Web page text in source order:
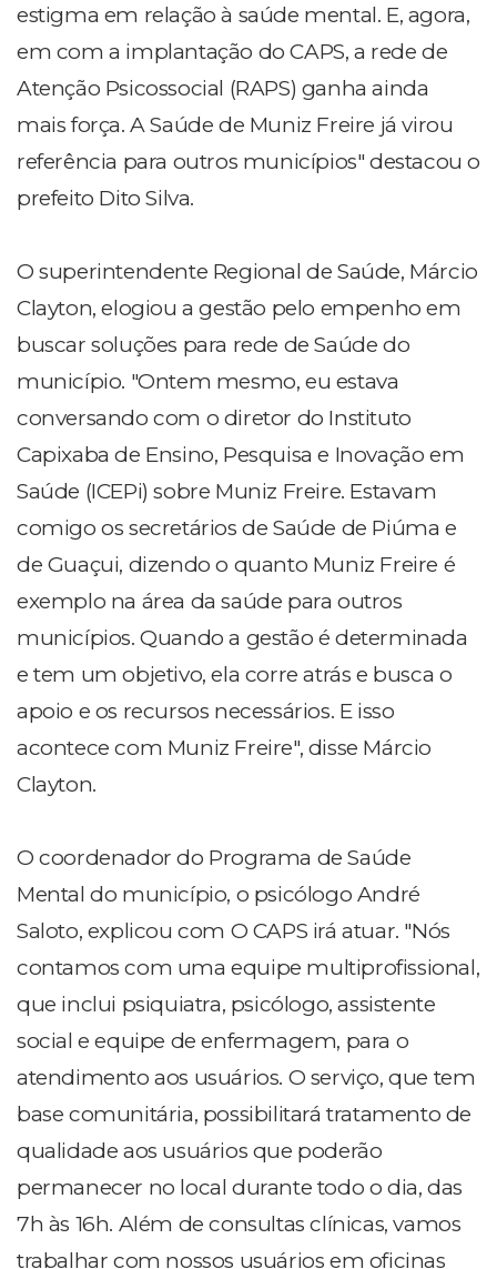
estigma em relação à saúde mental. E, agora,
em com a implantação do CAPS, a rede de
Atenção Psicossocial (RAPS) ganha ainda
mais força. A Saúde de Muniz Freire já virou
referência para outros municípios" destacou o
prefeito Dito Silva.
O superintendente Regional de Saúde, Márcio
Clayton, elogiou a gestão pelo empenho em
buscar soluções para rede de Saúde do
município. "Ontem mesmo, eu estava
conversando com o diretor do Instituto
Capixaba de Ensino, Pesquisa e Inovação em
Saúde (ICEPi) sobre Muniz Freire. Estavam
comigo os secretários de Saúde de Piúma e
de Guaçui, dizendo o quanto Muniz Freire é
exemplo na área da saúde para outros
municípios. Quando a gestão é determinada
e tem um objetivo, ela corre atrás e busca o
apoio e os recursos necessários. E isso
acontece com Muniz Freire", disse Márcio
Clayton.
O coordenador do Programa de Saúde
Mental do município, o psicólogo André
Saloto, explicou com O CAPS irá atuar. "Nós
contamos com uma equipe multiprofissional,
que inclui psiquiatra, psicólogo, assistente
social e equipe de enfermagem, para o
atendimento aos usuários. O serviço, que tem
base comunitária, possibilitará tratamento de
qualidade aos usuários que poderão
permanecer no local durante todo o dia, das
7h às 16h. Além de consultas clínicas, vamos
trabalhar com nossos usuários em oficinas